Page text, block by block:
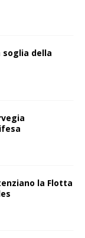
soglia della
la Flotta